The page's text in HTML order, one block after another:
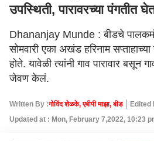
उपस्थिती, पारावरच्या पंगतीत
Dhananjay Munde : बीडचे
सोमवारी एका अखंड हरिनाम
होते. यावेळी त्यांनी गाव पारावार बसून
जेवण केलं.
Written By :गोविंद शेळके, एबीपी माझा, बीड
Edited
Updated at : Mon, February 7,2022, 10:23